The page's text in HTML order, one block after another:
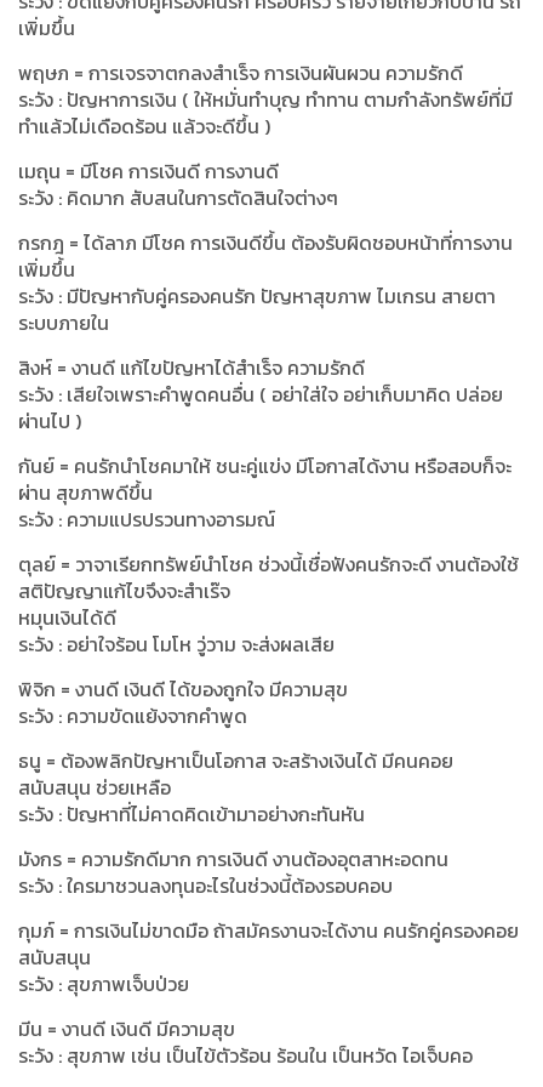
เพิ่มขึ้น
พฤษภ = การเจรจาตกลงสำเร็จ การเงินผันผวน ความรักดี
ระวัง : ปัญหาการเงิน ( ให้หมั่นทำบุญ ทำทาน ตามกำลังทรัพย์ที่มี
ทำแล้วไม่เดือดร้อน แล้วจะดีขึ้น )
เมถุน = มีโชค การเงินดี การงานดี
ระวัง : คิดมาก สับสนในการตัดสินใจต่างๆ
กรกฎ = ได้ลาภ มีโชค การเงินดีขึ้น ต้องรับผิดชอบหน้าที่การงาน
เพิ่มขึ้น
ระวัง : มีปัญหากับคู่ครองคนรัก ปัญหาสุขภาพ ไมเกรน สายตา
ระบบภายใน
สิงห์ = งานดี แก้ไขปัญหาได้สำเร็จ ความรักดี
ระวัง : เสียใจเพราะคำพูดคนอื่น ( อย่าใส่ใจ อย่าเก็บมาคิด ปล่อย
ผ่านไป )
กันย์ = คนรักนำโชคมาให้ ชนะคู่แข่ง มีโอกาสได้งาน หรือสอบก็จะ
ผ่าน สุขภาพดีขึ้น
ระวัง : ความแปรปรวนทางอารมณ์
ตุลย์ = วาจาเรียกทรัพย์นำโชค ช่วงนี้เชื่อฟังคนรักจะดี งานต้องใช้
สติปัญญาแก้ไขจึงจะสำเร๊จ
หมุนเงินได้ดี
ระวัง : อย่าใจร้อน โมโห วู่วาม จะส่งผลเสีย
พิจิก = งานดี เงินดี ได้ของถูกใจ มีความสุข
ระวัง : ความขัดแย้งจากคำพูด
ธนู = ต้องพลิกปัญหาเป็นโอกาส จะสร้างเงินได้ มีคนคอย
สนับสนุน ช่วยเหลือ
ระวัง : ปัญหาที่ไม่คาดคิดเข้ามาอย่างกะทันหัน
มังกร = ความรักดีมาก การเงินดี งานต้องอุตสาหะอดทน
ระวัง : ใครมาชวนลงทุนอะไรในช่วงนี้ต้องรอบคอบ
กุมภ์ = การเงินไม่ขาดมือ ถ้าสมัครงานจะได้งาน คนรักคู่ครองคอย
สนับสนุน
ระวัง : สุขภาพเจ็บป่วย
มีน = งานดี เงินดี มีความสุข
ระวัง : สุขภาพ เช่น เป็นไข้ตัวร้อน ร้อนใน เป็นหวัด ไอเจ็บคอ